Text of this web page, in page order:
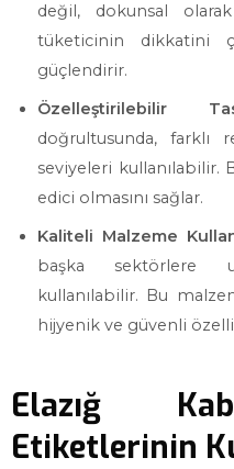
değil, dokunsal
tüketicinin dikkatini
güçlendirir.
Özelleştirilebilir
doğrultusunda, farklı
seviyeleri kullanılabilir.
edici olmasını sağlar.
Kaliteli Malzeme
başka sektörlere
kullanılabilir. Bu
hijyenik ve güvenli
Elazığ
Etiketlerinin